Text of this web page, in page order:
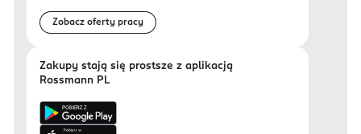
Zobacz oferty pracy
Zakupy stają się prostsze z aplikacją
Rossmann PL